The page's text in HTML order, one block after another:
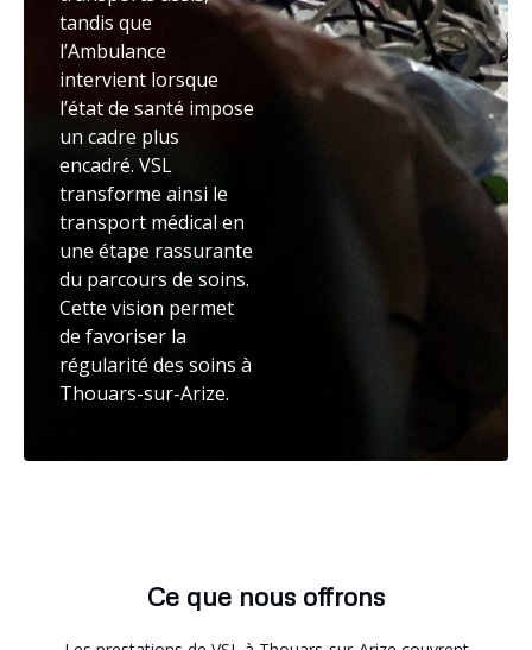
tandis que
l’Ambulance
intervient lorsque
l’état de santé impose
un cadre plus
encadré. VSL
transforme ainsi le
transport médical en
une étape rassurante
du parcours de soins.
Cette vision permet
de favoriser la
régularité des soins à
Thouars-sur-Arize.
Ce que nous offrons